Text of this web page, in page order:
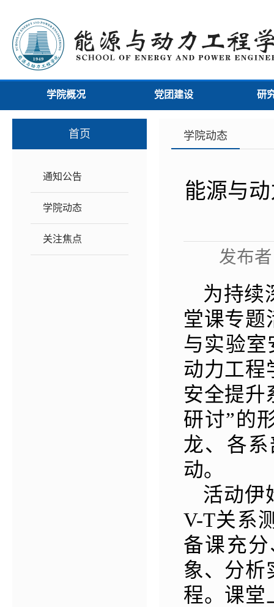
学院概况 党团建设 研
首页
通知公告
学院动态
关注焦点
学院动态
能源与
发布
为持续
堂课专题
与实验室
动力工程
安全提升
研讨”的
龙、各系
动。
活动伊
V-T关系
备课充
象、分析
程。课堂